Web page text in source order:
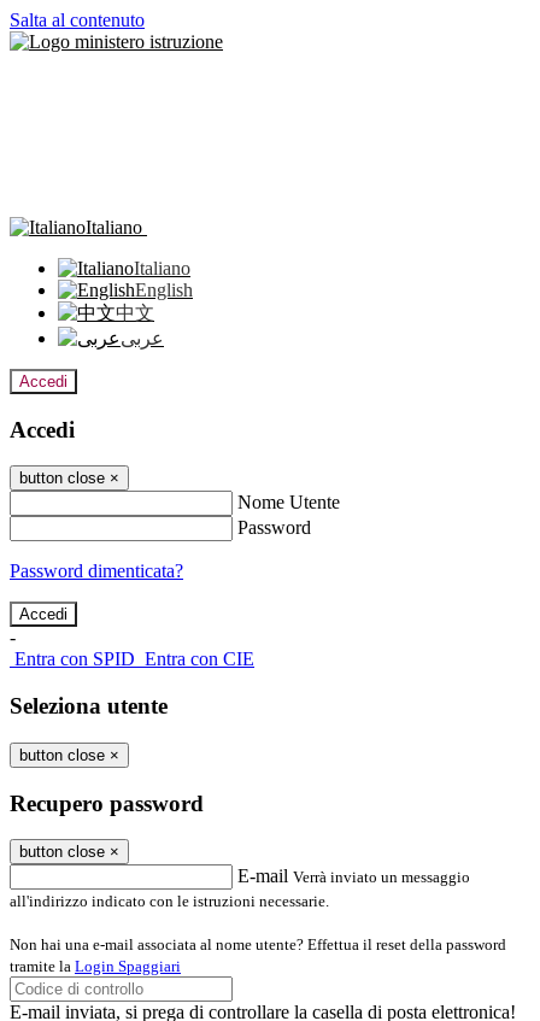
Salta al contenuto
Italiano
Italiano
English
中文
عربى
Accedi
Accedi
button close ×
Nome Utente
Password
Password dimenticata?
-
Entra con SPID Entra con CIE
Seleziona utente
button close ×
Recupero password
button close ×
E-mail Verrà inviato un messaggio
all'indirizzo indicato con le istruzioni necessarie.
Non hai una e-mail associata al nome utente? Effettua il reset della password
tramite la Login Spaggiari
E-mail inviata, si prega di controllare la casella di posta elettronica!